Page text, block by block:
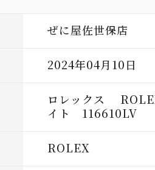
ぜに屋佐世保店
2024年04月10日
ロレックス
イト 116610LV
ROLEX